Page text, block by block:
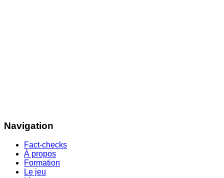
Navigation
Fact-checks
À propos
Formation
Le jeu